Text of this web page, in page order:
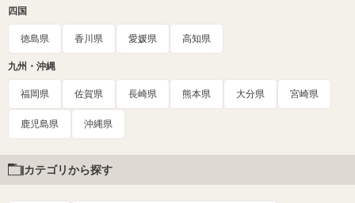
四国
徳島県 香川県 愛媛県 高知県
九州・沖縄
福岡県 佐賀県 長崎県 熊本県 大分県 宮崎県
鹿児島県 沖縄県
カテゴリから探す